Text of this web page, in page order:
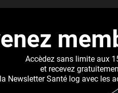
Jump to
Accèdez sans limite aux
et recevez
la Newsletter Santé log avec les